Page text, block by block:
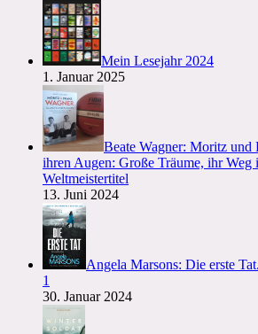
Mein Lesejahr 2024
1. Januar 2025
Beate Wagner: Moritz und
ihren Augen: Große Träume, ihr
Weltmeistertitel
13. Juni 2024
Angela Marsons: Die erste
1
30. Januar 2024